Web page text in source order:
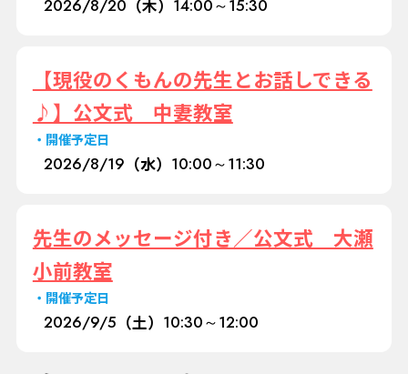
2026/8/20 （木） 14:00～15:30
【現役のくもんの先生とお話しできる
♪】公文式 中妻教室
開催予定日
2026/8/19 （水） 10:00～11:30
先生のメッセージ付き／公文式 大瀬
小前教室
開催予定日
2026/9/5 （土） 10:30～12:00